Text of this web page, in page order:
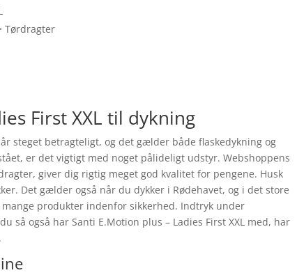
Tørdragter
First XXL til dykning
steget betragteligt, og det gælder både flaskedykning og
er det vigtigt med noget pålideligt udstyr. Webshoppens
giver dig rigtig meget god kvalitet for pengene. Husk
Det gælder også når du dykker i Rødehavet, og i det store
produkter indenfor sikkerhed. Indtryk under
så også har Santi E.Motion plus – Ladies First XXL med, har